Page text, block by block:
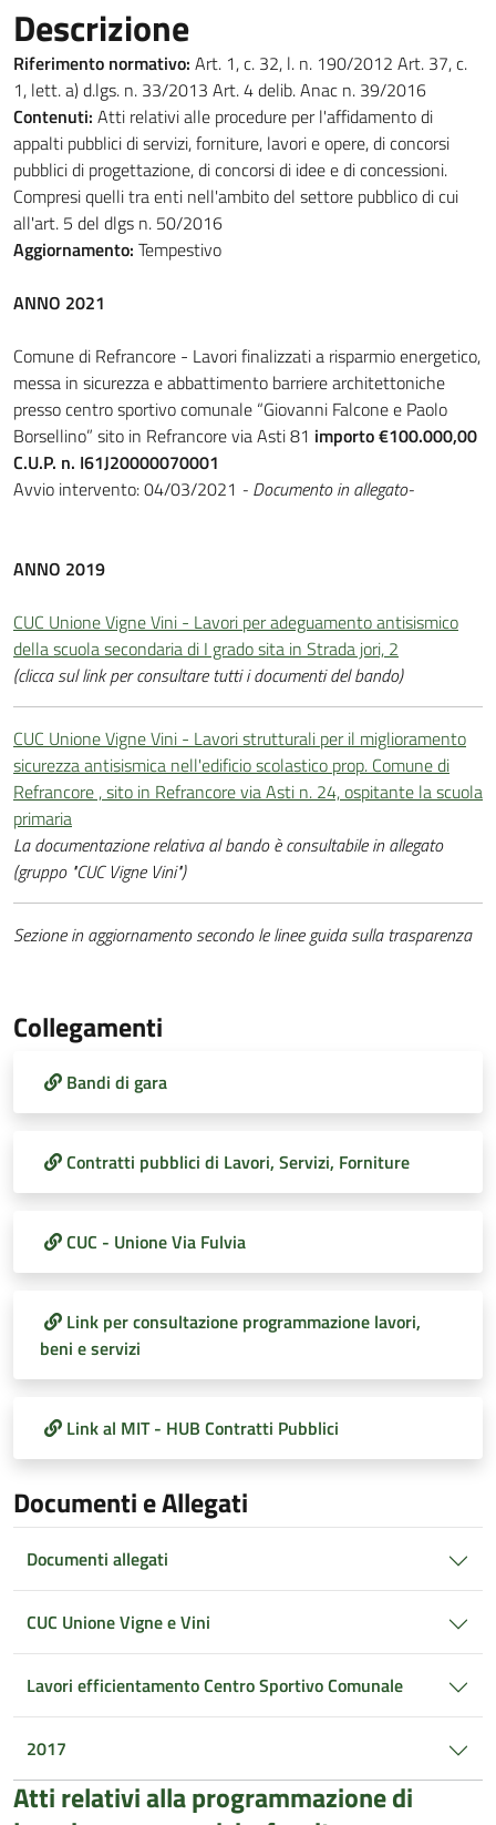
Descrizione
Riferimento normativo: Art. 1, c. 32, l. n. 190/2012 Art. 37, c.
1, lett. a) d.lgs. n. 33/2013 Art. 4 delib. Anac n. 39/2016
Contenuti: Atti relativi alle procedure per l'affidamento di
appalti pubblici di servizi, forniture, lavori e opere, di concorsi
pubblici di progettazione, di concorsi di idee e di concessioni.
Compresi quelli tra enti nell'ambito del settore pubblico di cui
all'art. 5 del dlgs n. 50/2016
Aggiornamento: Tempestivo
ANNO 2021
Comune di Refrancore - Lavori finalizzati a risparmio energetico,
messa in sicurezza e abbattimento barriere architettoniche
presso centro sportivo comunale “Giovanni Falcone e Paolo
Borsellino” sito in Refrancore via Asti 81 importo €100.000,00
C.U.P. n. I61J20000070001
Avvio intervento: 04/03/2021 - Documento in allegato-
ANNO 2019
CUC Unione Vigne Vini - Lavori per adeguamento antisismico
della scuola secondaria di I grado sita in Strada jori, 2
(clicca sul link per consultare tutti i documenti del bando)
CUC Unione Vigne Vini - Lavori strutturali per il miglioramento
sicurezza antisismica nell'edificio scolastico prop. Comune di
Refrancore , sito in Refrancore via Asti n. 24, ospitante la scuola
primaria
La documentazione relativa al bando è consultabile in allegato
(gruppo "CUC Vigne Vini")
Sezione in aggiornamento secondo le linee guida sulla trasparenza
Collegamenti
Bandi di gara
Contratti pubblici di Lavori, Servizi, Forniture
CUC - Unione Via Fulvia
Link per consultazione programmazione lavori,
beni e servizi
Link al MIT - HUB Contratti Pubblici
Documenti e Allegati
Documenti allegati
CUC Unione Vigne e Vini
Lavori efficientamento Centro Sportivo Comunale
2017
Atti relativi alla programmazione di